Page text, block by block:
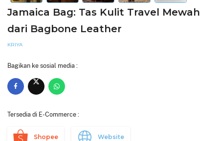
Jamaica Bag: Tas Kulit Travel Mewah
dari Bagbone Leather
KRIYA
Bagikan ke sosial media :
Tersedia di E-Commerce :
Shopee Website